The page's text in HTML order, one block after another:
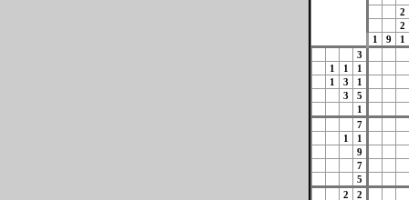
2
2
1
9
1
3
1
1
1
1
3
1
3
5
1
7
1
1
9
7
5
2
2